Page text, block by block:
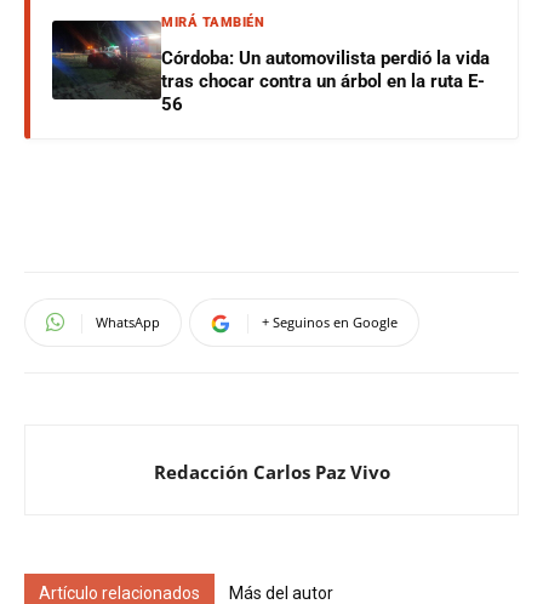
MIRÁ TAMBIÉN
Córdoba: Un automovilista perdió la vida
tras chocar contra un árbol en la ruta E-
56
WhatsApp + Seguinos en Google
Redacción Carlos Paz Vivo
Artículo relacionados Más del autor